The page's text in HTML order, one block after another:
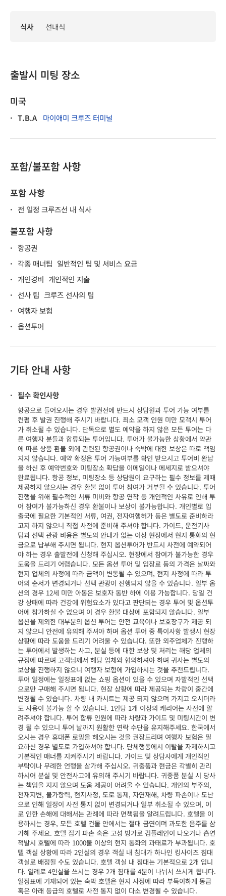
식사 선내식
출발시 미팅 장소
미국
· T.B.A 마이애미 크루즈 터미널
포함/불포함 사항
포함 사항
· 전 일정 크루즈선 내 식사
불포함 사항
· 항공권
· 각종 매너팁 일반적인 팁 및 서비스 요금
· 개인경비 개인적인 지출
· 선사 팁 크루즈 선사의 팁
· 여행자 보험
· 옵션투어
기타 안내 사항
· 필수 확인사항
항공으로 들어오시는 경우 발권전에 반드시 상담원과 투어 가능 여부를
컨펌 후 발권 진행해 주시기 바랍니다. 최소 모객 인원 미만 모객시 투어
가 취소될 수 있습니다. 단독으로 별도 예약을 하지 않은 모든 투어는 다
른 여행자 분들과 합류되는 투어입니다. 투어가 불가능한 상황에서 약관
에 따른 상품 환불 외에 관련된 항공권이나 숙박에 대한 보상은 따로 책임
지지 않습니다. 예약 확정은 투어 가능여부를 확인 받으시고 투어비 완납
을 하신 후 예약번호와 미팅장소 확답을 이메일이나 메세지로 받으셔야
완료됩니다. 항공 정보, 미팅장소 등 상담원이 요구하는 필수 정보를 제때
제공하지 않으시는 경우 환불 없이 투어 참여가 거부될 수 있습니다. 투어
진행을 위해 필수적인 서류 미비와 항공 연착 등 개인적인 사유로 인해 투
어 참여가 불가능하신 경우 환불이나 보상이 불가능합니다. 개인별로 입
출국에 필요한 기본적인 서류, 여권, 전자여행허가 등은 별도로 준비하라
고지 하지 않으니 직접 사전에 준비해 주셔야 합니다. 가이드, 운전기사
팁과 선택 관광 비용은 별도의 안내가 없는 이상 현장에서 현지 통화의 현
금으로 납부해 주시면 됩니다. 현지 옵션투어가 반드시 사전에 예약되어
야 하는 경우 출발전에 신청해 주십시오. 현장에서 참여가 불가능한 경우
도움을 드리기 어렵습니다. 모든 옵션 투어 및 입장료 등의 가격은 날짜와
현지 업체의 사정에 따라 금액이 변동될 수 있으며, 현지 사정에 따라 투
어의 순서가 변경되거나 선택 관광이 진행되지 않을 수 있습니다. 일부 옵
션의 경우 12세 미만 아동은 보호자 동반 하에 이용 가능합니다. 당일 건
강 상태에 따라 건강에 위험요소가 있다고 판단되는 경우 투어 및 옵션투
어에 참가하실 수 없으며 이 경우 환불 대상에 포함되지 않습니다. 일부
옵션을 제외한 대부분의 옵션 투어는 안전 교육이나 보호장구가 제공 되
지 않으니 안전에 유의해 주셔야 하며 옵션 투어 중 특이사항 발생시 현장
상황에 따라 도움을 드리기 어려울 수 있습니다. 또한 외주업체가 진행하
는 투어에서 발생하는 사고, 분실 등에 대한 보상 및 처리는 해당 업체의
규정에 따르며 고객님께서 해당 업체와 협의하셔야 하며 귀사는 별도의
보상을 진행하지 않으니 여행자 보험에 가입하시는 것을 추천드립니다.
투어 일정에는 일정표에 없는 쇼핑 옵션이 있을 수 있으며 자발적인 선택
으로만 구매해 주시면 됩니다. 현장 상황에 따라 제공되는 차량이 중간에
변경될 수 있습니다. 차량 내 카시트는 제공 되지 않으며 가지고 오시더라
도 사용이 불가능 할 수 있습니다. 1인당 1개 이상의 캐리어는 사전에 알
려주셔야 합니다. 투어 합류 인원에 따라 차량과 가이드 및 미팅시간이 변
경 될 수 있으니 투어 날까지 원활한 연락 수단을 유지해주세요. 한국에서
오시는 경우 휴대폰 로밍을 해오시는 것을 권장드리며 여행자 보험은 필
요하신 경우 별도로 가입하셔야 합니다. 단체행동에서 이탈을 자제하시고
기본적인 매너를 지켜주시기 바랍니다. 가이드 및 상담사에게 개인적인
부탁이나 무례한 언행을 삼가해 주십시오. 귀중품과 현금은 각별히 관리
하시어 분실 및 안전사고에 유의해 주시기 바랍니다. 귀중품 분실 시 당사
는 책임을 지지 않으며 도움 제공이 어려울 수 있습니다. 개인의 부주의,
천재지변, 불가항력, 현지사정, 도로 통제, 자연재해, 차량 파손이나 도난
으로 인해 일정이 사전 통지 없이 변경되거나 일부 취소될 수 있으며, 이
로 인한 손해에 대해서는 관례에 따라 면책됨을 알려드립니다. 호텔을 이
용하시는 경우, 모든 호텔 건물 안에서는 절대 금연이며 과도한 음주를 삼
가해 주세요. 호텔 집기 파손 혹은 고성 방가로 컴플레인이 나오거나 흡연
적발시 호텔에 따라 1000불 이상의 현지 통화의 과태료가 부과됩니다. 호
텔 객실 상황에 따라 2인실의 경우 객실 내 침대가 하나인 킹사이즈 침대
객실로 배정될 수도 있습니다. 호텔 객실 내 침대는 기본적으로 2개 입니
다. 일례로 4인실을 쓰시는 경우 2개 침대를 4분이 나눠서 쓰시게 됩니다.
일정표에 기재되어 있는 숙박 호텔은 현지 사정에 따라 부득이하게 동급
혹은 아래 등급의 호텔로 사전 통지 없이 다소 변경될 수 있습니다.